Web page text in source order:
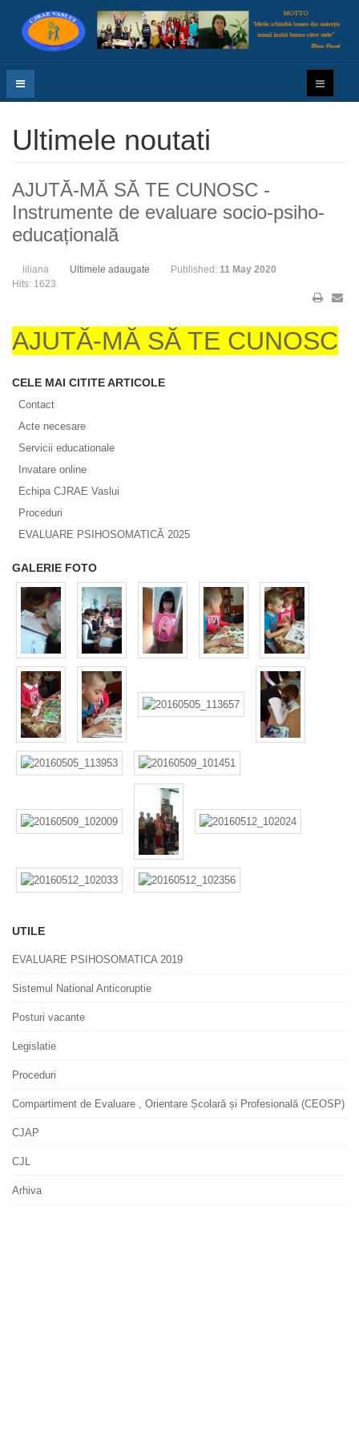
Ultimele noutati
AJUTĂ-MĂ SĂ TE CUNOSC -
Instrumente de evaluare socio-psiho-
educațională
liliana Ultimele adaugate Published: 11 May 2020
Hits: 1623
AJUTĂ-MĂ SĂ TE CUNOSC
CELE MAI CITITE ARTICOLE
Contact
Acte necesare
Servicii educationale
Invatare online
Echipa CJRAE Vaslui
Proceduri
EVALUARE PSIHOSOMATICĂ 2025
GALERIE FOTO
UTILE
EVALUARE PSIHOSOMATICA 2019
Sistemul National Anticoruptie
Posturi vacante
Legislatie
Proceduri
Compartiment de Evaluare , Orientare Școlară și Profesională (CEOSP)
CJAP
CJL
Arhiva